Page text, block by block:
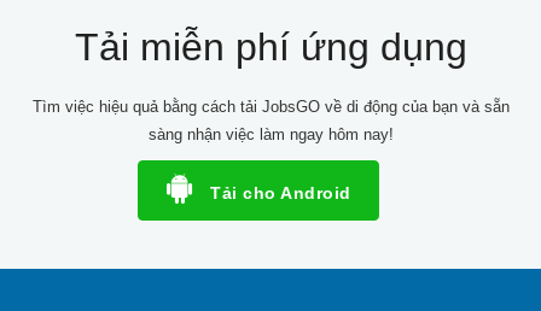
Tải miễn phí ứng dụng
Tìm việc hiệu quả bằng cách tải JobsGO về di động của bạn và sẵn
sàng nhận việc làm ngay hôm nay!
Tải cho Android